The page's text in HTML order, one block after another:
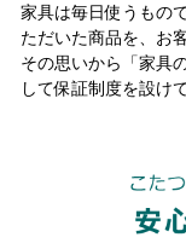
家具は毎日使うもの
ただいた商品を、お
その思いから「家具
して保証制度を設け